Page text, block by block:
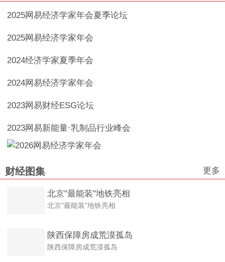
2025网易经济学家年会夏季论坛
2025网易经济学家年会
2024经济学家夏季年会
2024网易经济学家年会
2023网易财经ESG论坛
2023网易新能量·乳制品行业峰会
财经图集 更多
北京"最能装"地铁亮相
北京"最能装"地铁亮相
陕西保障房成荒漠孤岛
陕西保障房成荒漠孤岛